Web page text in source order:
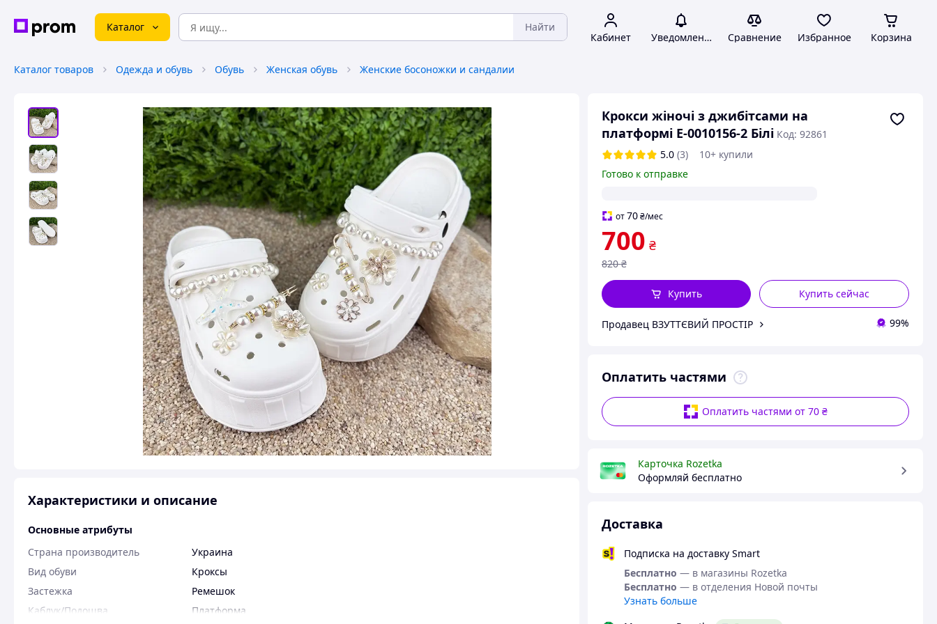
Каталог Найти
Кабинет Уведомления Сравнение Избранное Корзина
Каталог товаров Одежда и обувь Обувь Женская обувь Женские босоножки и сандалии
Крокси жіночі з джибітсами на
платформі Е-0010156-2 Білі Код: 92861
5.0 (3)
10+ купили
Готово к отправке
от70 ₴/мес
700 ₴
820 ₴
Купить сейчас
Купить
Продавец ВЗУТТЄВИЙ ПРОСТІР 99%
Оплатить частями
Оплатить частями от 70 ₴
Карточка Rozetka
Оформляй бесплатно
Доставка
Подписка на доставку Smart
Бесплатно — в магазины Rozetka
Бесплатно — в отделения Новой почты
Узнать больше
Характеристики и описание
Основные атрибуты
Страна производитель
Украина
Вид обуви
Кроксы
Застежка
Ремешок
Каблук/Подошва
Платформа